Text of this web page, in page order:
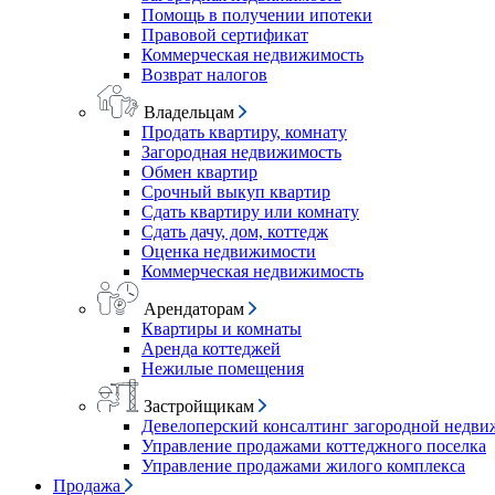
Помощь в получении ипотеки
Правовой сертификат
Коммерческая недвижимость
Возврат налогов
Владельцам
Продать квартиру, комнату
Загородная недвижимость
Обмен квартир
Срочный выкуп квартир
Сдать квартиру или комнату
Сдать дачу, дом, коттедж
Оценка недвижимости
Коммерческая недвижимость
Арендаторам
Квартиры и комнаты
Аренда коттеджей
Нежилые помещения
Застройщикам
Девелоперский консалтинг загородной
Управление продажами коттеджного поселка
Управление продажами жилого комплекса
Продажа